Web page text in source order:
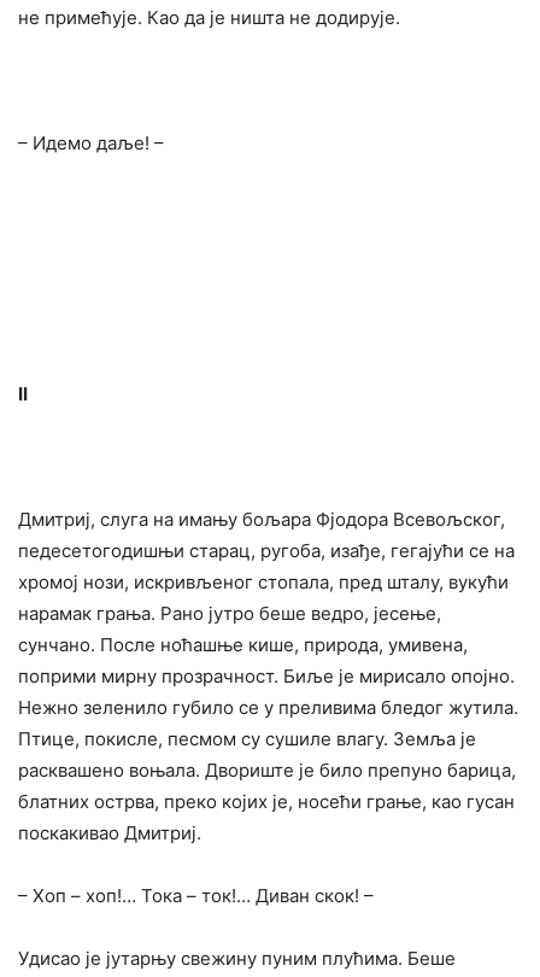
не примећује. Као да је ништа не додирује.
– Идемо даље! –
II
Дмитриј, слуга на имању бољара Фјодора Всевољског,
педесетогодишњи старац, ругоба, изађе, гегајући се на
хромој нози, искривљеног стопала, пред шталу, вукући
нарамак грања. Рано јутро беше ведро, јесење,
сунчано. После ноћашње кише, природа, умивена,
поприми мирну прозрачност. Биље је мирисало опојно.
Нежно зеленило губило се у преливима бледог жутила.
Птице, покисле, песмом су сушиле влагу. Земља је
расквашено воњала. Двориште је било препуно барица,
блатних острва, преко којих је, носећи грање, као гусан
поскакивао Дмитриј.
– Хоп – хоп!… Тока – ток!… Диван скок! –
Удисао је јутарњу свежину пуним плућима. Беше